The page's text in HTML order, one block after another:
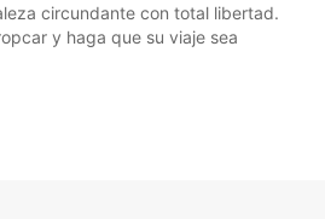
circundante con total libertad.
y haga que su viaje sea